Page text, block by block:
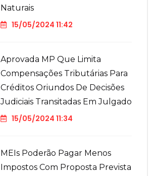
Naturais
15/05/2024 11:42
Aprovada MP Que Limita
Compensações Tributárias Para
Créditos Oriundos De Decisões
Judiciais Transitadas Em Julgado
15/05/2024 11:34
MEIs Poderão Pagar Menos
Impostos Com Proposta Prevista